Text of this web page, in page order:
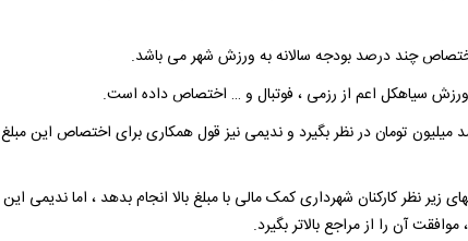
چند درصد بودجه سالانه به ورزش شهر می باشد.
سیاهکل اعم از رزمی ، فوتبال و … اختصاص داده است.
تومان در نظر بگیرد و ندیمی نیز قول همکاری برای اختصاص این مبلغ
نظر کارکنان شهرداری کمک مالی با مبلغ بالا انجام بدهد ، اما ندیمی این
آن را از مراجع بالاتر بگیرد.